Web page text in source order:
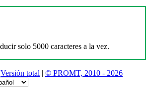
solo 5000 caracteres a la vez.
Versión total | © PROMT, 2010 - 2026